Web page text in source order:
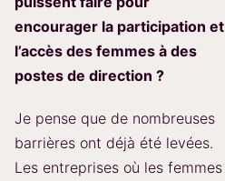
encourager la participation et
l’accès des femmes à des
postes de direction ?
Je pense que de nombreuses
barrières ont déjà été levées.
Les entreprises où les femmes